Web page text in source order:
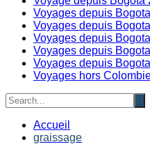
Voyages depuis
Voyages depuis
Voyages depuis
Voyages depuis
Voyages depuis
Voyages hors
Accueil
graissage